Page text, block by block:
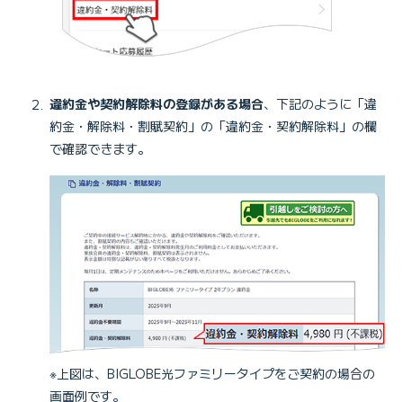
違約金や契約解除料の登録がある場合、下記のように「違
約金・解除料・割賦契約」の「違約金・契約解除料」の欄
で確認できます。
※上図は、BIGLOBE光ファミリータイプをご契約の場合の
画面例です。